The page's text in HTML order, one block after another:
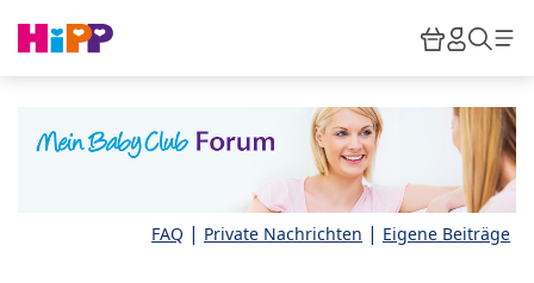
HiPP
FAQ | Private Nachrichten | Eigene Beiträge